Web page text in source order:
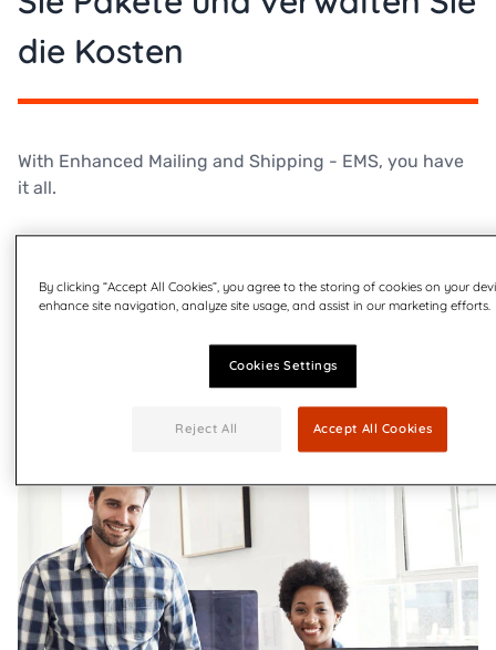
die Kosten
With Enhanced Mailing and Shipping - EMS, you have
it all.
und Berichte auf dem Markt, mit denen Sie Geld
sparen, Verschwendung vermeiden und den
By clicking “Accept All Cookies”, you agree to the storing of cookies on your
enhance site navigation, analyze site usage, and assist in our marketing efforts.
Cookies Settings
Reject All Accept All Cookies